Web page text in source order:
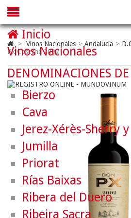
> Vinos Nacionales > Andalucía >
Px Cosecha 2002
Inicio
Vinos Nacionales
DENOMINACIONES
Bierzo
Cava
Jerez-Xérès-Sherry
Jumilla
Priorat
Rías Baixas
Ribera del Duero
Ribeira Sacra